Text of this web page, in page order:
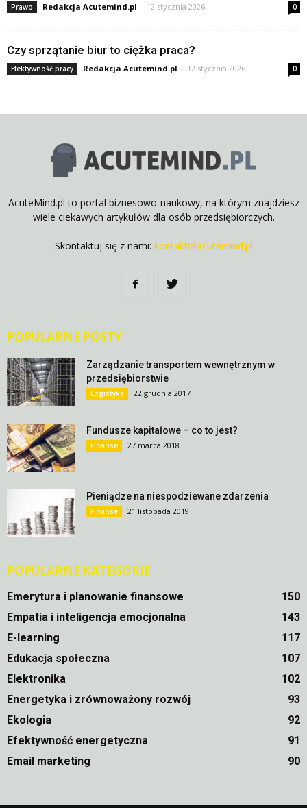
Prawo Redakcja Acutemind.pl - 12 stycznia 2026 0
Czy sprzątanie biur to ciężka praca?
Efektywność pracy Redakcja Acutemind.pl - 12 stycznia 2026 0
AcuteMind.pl to portal biznesowo-naukowy, na którym znajdziesz
wiele ciekawych artykułów dla osób przedsiębiorczych.
Skontaktuj się z nami: kontakt@acutemind.pl
POPULARNE POSTY
Zarządzanie transportem wewnętrznym w
przedsiębiorstwie
Logistyka 22 grudnia 2017
Fundusze kapitałowe – co to jest?
Finanse 27 marca 2018
Pieniądze na niespodziewane zdarzenia
Finanse 21 listopada 2019
POPULARNE KATEGORIE
Emerytura i planowanie finansowe
150
Empatia i inteligencja emocjonalna
143
E-learning
117
Edukacja społeczna
107
Elektronika
102
Energetyka i zrównoważony rozwój
93
Ekologia
92
Efektywność energetyczna
91
Email marketing
90